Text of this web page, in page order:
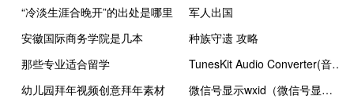
“冷淡生涯合晚开”的出处是哪里
军人出国
安徽国际商务学院是几本
种族守遗 攻略
那些专业适合留学
TunesKit Audio Converter(音频转换器) V3.0.0.39 官方版（TunesKit Audio Converter(音频转换器) V3.0.0.39 官方版功能简介）
幼儿园拜年视频创意拜年素材
微信号显示wxid（微信号显示的wxid啥意思）